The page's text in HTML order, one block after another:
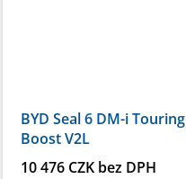
BYD Seal 6 DM-i Touring
Boost V2L
10 476 CZK bez DPH